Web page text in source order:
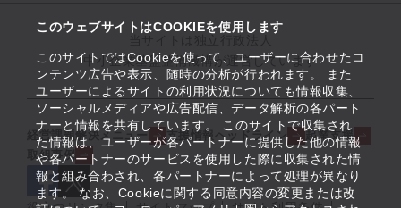
このウェブサイトはCOOKIEを使用します
このサイトではCookieを使って、ユーザーに合わせたコ
ンテンツ広告や表示、随時の分析が行われます。 また
ユーザーによるサイトの利用状況についても情報収集、
ソーシャルメディアや広告配信、データ解析の各パート
ナーと情報を共有しています。 このサイトで収集され
た情報は、ユーザーが各パートナーに提供した他の情報
や各パートナーのサービスを使用した際に収集された情
報と組み合わされ、各パートナーによって処理が異なり
ます。 なお、Cookieに関する同意内容の変更または改
中小企業基盤整備機構が運営しています
経営課題解決メニュー 支援情報ヘッドライン
起業支援
取組事例